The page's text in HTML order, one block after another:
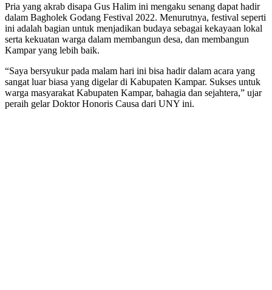
Pria yang akrab disapa Gus Halim ini mengaku senang dapat hadir
dalam Bagholek Godang Festival 2022. Menurutnya, festival seperti
ini adalah bagian untuk menjadikan budaya sebagai kekayaan lokal
serta kekuatan warga dalam membangun desa, dan membangun
Kampar yang lebih baik.
“Saya bersyukur pada malam hari ini bisa hadir dalam acara yang
sangat luar biasa yang digelar di Kabupaten Kampar. Sukses untuk
warga masyarakat Kabupaten Kampar, bahagia dan sejahtera,” ujar
peraih gelar Doktor Honoris Causa dari UNY ini.